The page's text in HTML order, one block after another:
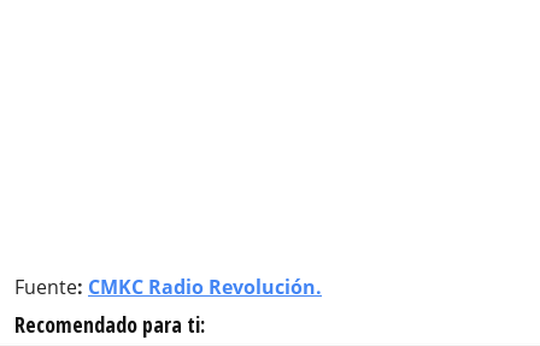
Fuente: CMKC Radio Revolución.
Recomendado para ti: